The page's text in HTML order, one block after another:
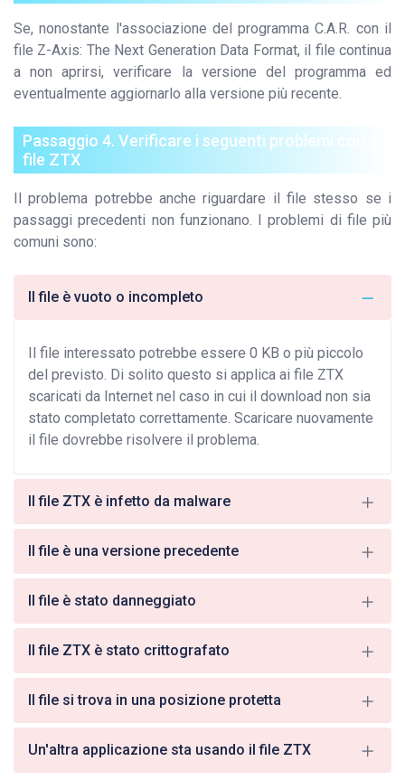
Se, nonostante l'associazione del programma C.A.R. con il
file Z-Axis: The Next Generation Data Format, il file continua
a non aprirsi, verificare la versione del programma ed
eventualmente aggiornarlo alla versione più recente.
Passaggio 4. Verificare i seguenti problemi con il
file ZTX
Il problema potrebbe anche riguardare il file stesso se i
passaggi precedenti non funzionano. I problemi di file più
comuni sono:
Il file è vuoto o incompleto
Il file interessato potrebbe essere 0 KB o più piccolo
del previsto. Di solito questo si applica ai file ZTX
scaricati da Internet nel caso in cui il download non sia
stato completato correttamente. Scaricare nuovamente
il file dovrebbe risolvere il problema.
Il file ZTX è infetto da malware
Il file è una versione precedente
Il file è stato danneggiato
Il file ZTX è stato crittografato
Il file si trova in una posizione protetta
Un'altra applicazione sta usando il file ZTX